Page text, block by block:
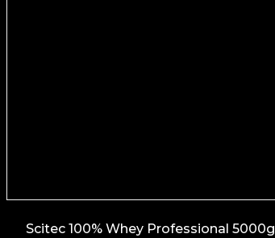
Scitec 100% Whey Professional 5000g